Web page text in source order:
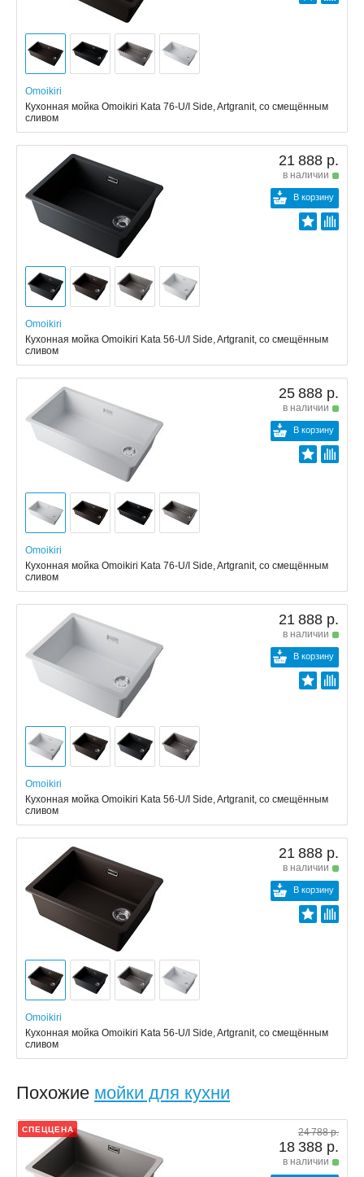
Omoikiri
Кухонная мойка Omoikiri Kata 76-U/I Side, Artgranit, со смещённым
сливом
21 888 р.
в наличии
В корзину
Omoikiri
Кухонная мойка Omoikiri Kata 56-U/I Side, Artgranit, со смещённым
сливом
25 888 р.
в наличии
В корзину
Omoikiri
Кухонная мойка Omoikiri Kata 76-U/I Side, Artgranit, со смещённым
сливом
21 888 р.
в наличии
В корзину
Omoikiri
Кухонная мойка Omoikiri Kata 56-U/I Side, Artgranit, со смещённым
сливом
21 888 р.
в наличии
В корзину
Omoikiri
Кухонная мойка Omoikiri Kata 56-U/I Side, Artgranit, со смещённым
сливом
Похожие мойки для кухни
СПЕЦЦЕНА 24 788 р.
18 388 р.
в наличии